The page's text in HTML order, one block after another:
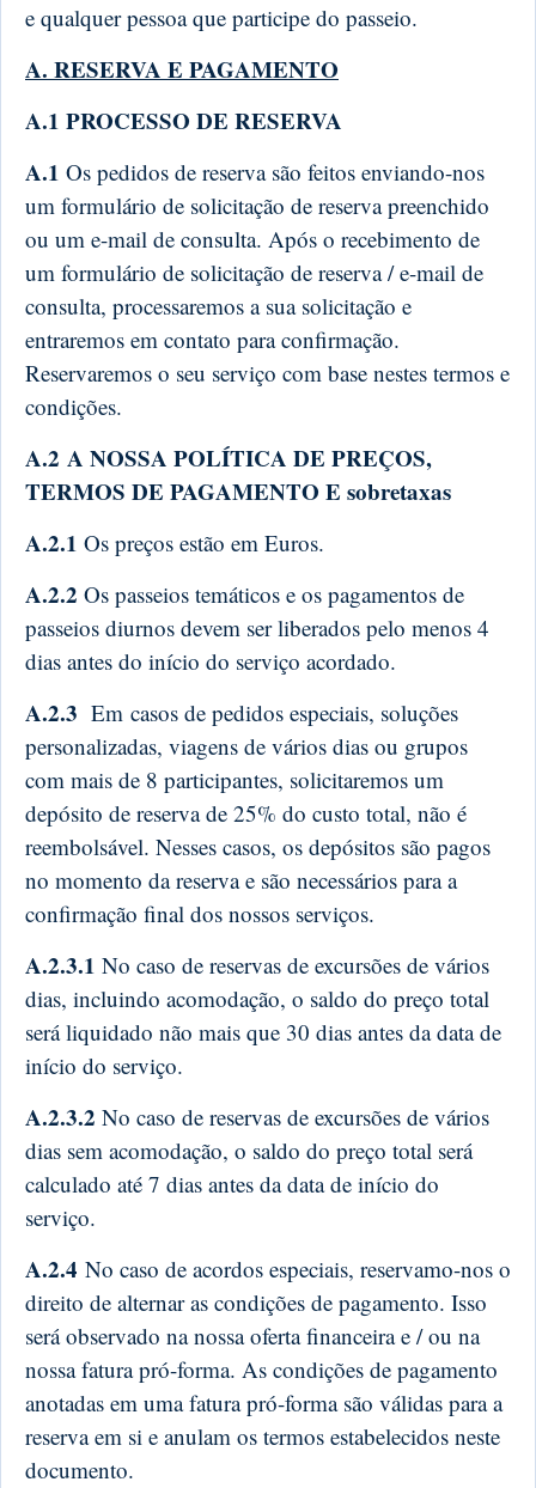
e qualquer pessoa que participe do passeio.
A. RESERVA E PAGAMENTO
A.1 PROCESSO DE RESERVA
A.1 Os pedidos de reserva são feitos enviando-nos
um formulário de solicitação de reserva preenchido
ou um e-mail de consulta. Após o recebimento de
um formulário de solicitação de reserva / e-mail de
consulta, processaremos a sua solicitação e
entraremos em contato para confirmação.
Reservaremos o seu serviço com base nestes termos e
condições.
A.2 A NOSSA POLÍTICA DE PREÇOS,
TERMOS DE PAGAMENTO E sobretaxas
A.2.1 Os preços estão em Euros.
A.2.2 Os passeios temáticos e os pagamentos de
passeios diurnos devem ser liberados pelo menos 4
dias antes do início do serviço acordado.
A.2.3 Em casos de pedidos especiais, soluções
personalizadas, viagens de vários dias ou grupos
com mais de 8 participantes, solicitaremos um
depósito de reserva de 25% do custo total, não é
reembolsável. Nesses casos, os depósitos são pagos
no momento da reserva e são necessários para a
confirmação final dos nossos serviços.
A.2.3.1 No caso de reservas de excursões de vários
dias, incluindo acomodação, o saldo do preço total
será liquidado não mais que 30 dias antes da data de
início do serviço.
A.2.3.2 No caso de reservas de excursões de vários
dias sem acomodação, o saldo do preço total será
calculado até 7 dias antes da data de início do
serviço.
A.2.4 No caso de acordos especiais, reservamo-nos o
direito de alternar as condições de pagamento. Isso
será observado na nossa oferta financeira e / ou na
nossa fatura pró-forma. As condições de pagamento
anotadas em uma fatura pró-forma são válidas para a
reserva em si e anulam os termos estabelecidos neste
documento.